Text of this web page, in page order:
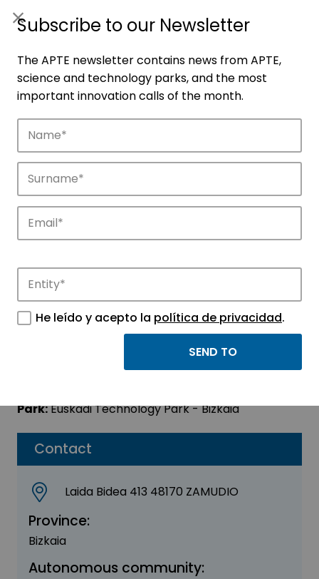
Companies
Discover the companies that drive
Contact
Laida Bidea 413 48170 ZAMUDIO
Province:
Bizkaia
Autonomous community:
BELA LABS
ENERGY - ENVIRONMENT
Park:Euskadi Technology Park - Bizkaia
Subscribe to our Newsletter
The APTE newsletter contains news from APTE,
science and technology parks, and the most
important innovation calls of the month.
He leído y acepto la política de privacidad.